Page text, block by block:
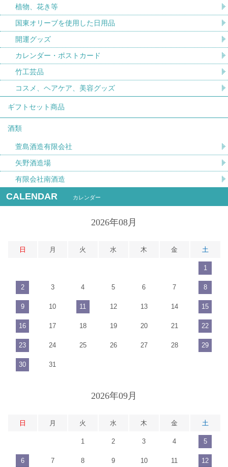
植物、花き等
国東オリーブを使用した日用品
開運グッズ
カレンダー・ポストカード
竹工芸品
コスメ、ヘアケア、美容グッズ
ギフトセット商品
酒類
萱島酒造有限会社
矢野酒造場
有限会社南酒造
CALENDAR カレンダー
2026年08月
日 月 火 水 木 金 土
1
2 3 4 5 6 7 8
9 10 11 12 13 14 15
16 17 18 19 20 21 22
23 24 25 26 27 28 29
30 31
2026年09月
日 月 火 水 木 金 土
1 2 3 4 5
6 7 8 9 10 11 12